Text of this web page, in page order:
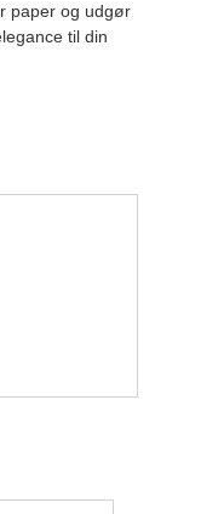
paper og udgør
til din